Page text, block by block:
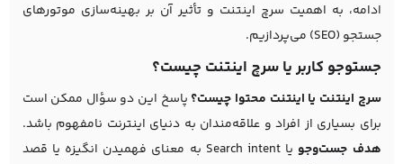
ادامه، به اهمیت سرچ اینتنت و تأثیر آن بر بهینه‌سازی موتورهای
جستجو (SEO) می‌پردازیم.
جستوجو کاربر یا سرچ اینتنت چیست؟
سرچ اینتنت یا اینتنت محتوا چیست؟ پاسخ این دو سؤال ممکن است
برای بسیاری از افراد و علاقه‌مندان به دنیای اینترنت نامفهوم باشد.
هدف جست‌وجو
یا Search intent به معنای فهمیدن انگیزه یا قصد